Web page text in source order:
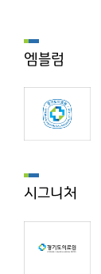
엠블럼
시그니처